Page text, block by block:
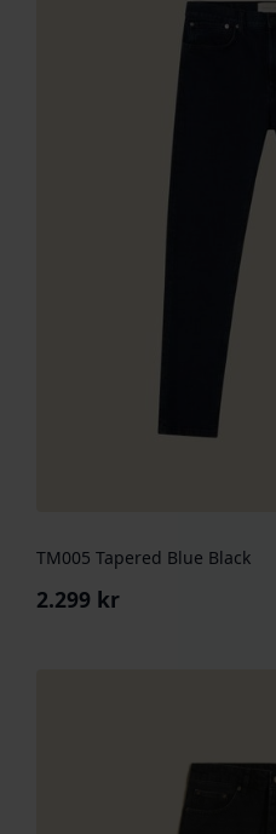
TM005 Tapered Blue Black
2.299 kr